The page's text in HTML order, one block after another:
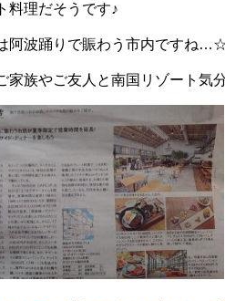
料理だそうです♪
阿波踊りで賑わう市内ですね
家族やご友人と南国リゾート気